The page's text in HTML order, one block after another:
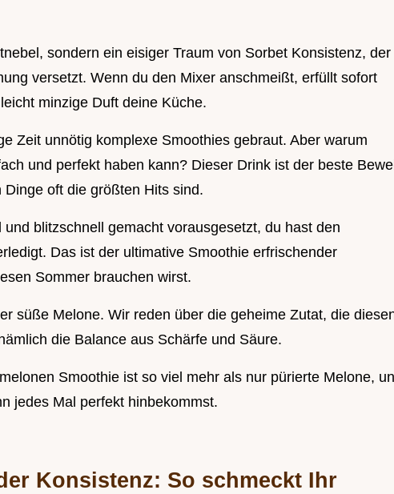
sondern ein eisiger Traum von Sorbet Konsistenz, der
versetzt. Wenn du den Mixer anschmeißt, erfüllt sofort
minzige Duft deine Küche.
Zeit unnötig komplexe Smoothies gebraut. Aber warum
und perfekt haben kann? Dieser Drink ist der beste
oft die größten Hits sind.
blitzschnell gemacht vorausgesetzt, du hast den
Das ist der ultimative Smoothie erfrischender
Sommer brauchen wirst.
süße Melone. Wir reden über die geheime Zutat, die
die Balance aus Schärfe und Säure.
Smoothie ist so viel mehr als nur pürierte Melone,
jedes Mal perfekt hinbekommst.
Konsistenz: So schmeckt Ihr